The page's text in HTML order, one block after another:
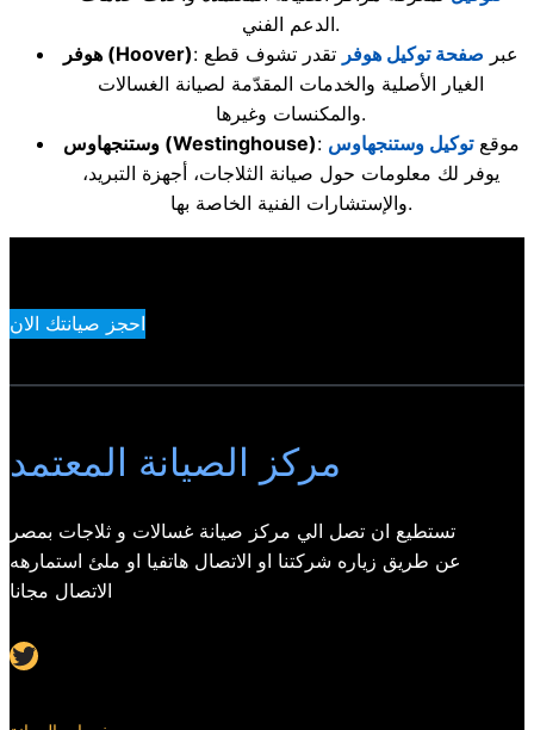
الدعم الفني.
هوفر (Hoover) : عبر صفحة توكيل هوفر تقدر تشوف قطع
الغيار الأصلية والخدمات المقدّمة لصيانة الغسالات
والمكنسات وغيرها.
وستنجهاوس(Westinghouse) : موقعتوكيل وستنجهاوس
يوفر لك معلومات حول صيانة الثلاجات، أجهزة التبريد،
والإستشارات الفنية الخاصة بها.
احجز صيانتك الان
مركز الصيانة المعتمد
تستطيع ان تصل الي مركز صيانة غسالات و ثلاجات بمصر
عن طريق زياره شركتنا او الاتصال هاتفيا او ملئ استمارهه
الاتصال مجانا
Twitter